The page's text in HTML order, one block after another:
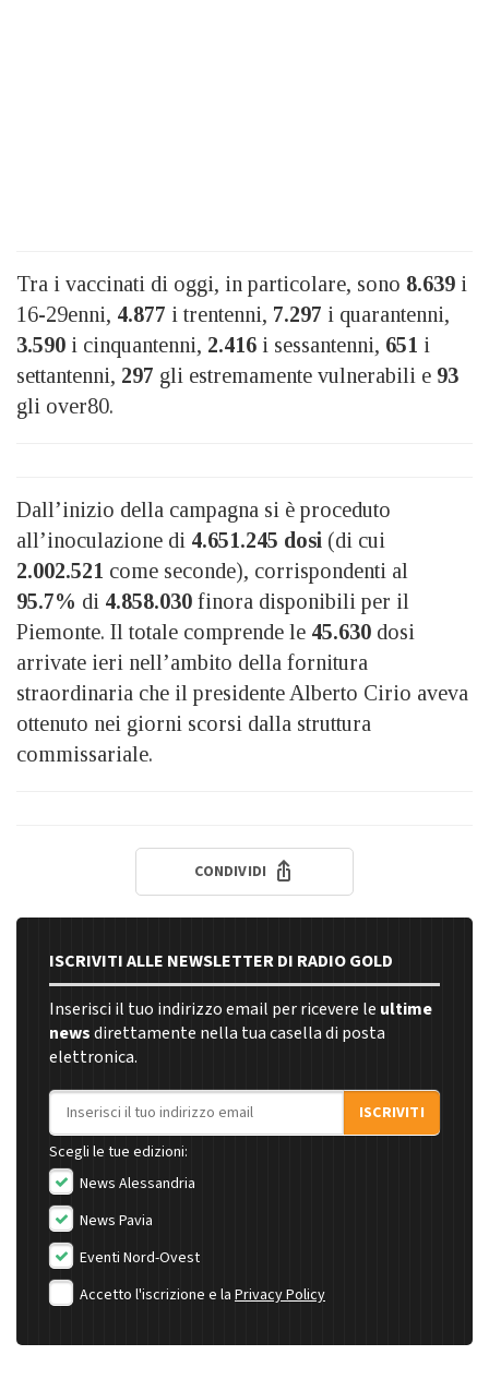
Tra i vaccinati di oggi, in particolare, sono 8.639 i
16-29enni, 4.877 i trentenni, 7.297 i quarantenni,
3.590 i cinquantenni, 2.416 i sessantenni, 651 i
settantenni, 297 gli estremamente vulnerabili e 93
gli over80.
Dall’inizio della campagna si è proceduto
all’inoculazione di 4.651.245 dosi (di cui
2.002.521 come seconde), corrispondenti al
95.7% di 4.858.030 finora disponibili per il
Piemonte. Il totale comprende le 45.630 dosi
arrivate ieri nell’ambito della fornitura
straordinaria che il presidente Alberto Cirio aveva
ottenuto nei giorni scorsi dalla struttura
commissariale.
CONDIVIDI
ISCRIVITI ALLE NEWSLETTER DI RADIO GOLD
Inserisci il tuo indirizzo email per ricevere le ultime
newsdirettamente nella tua casella di posta
elettronica.
Indirizzo email
ISCRIVITI
Scegli le tue edizioni:
News Alessandria
News Pavia
Eventi Nord-Ovest
Accetto l'iscrizione e la Privacy Policy